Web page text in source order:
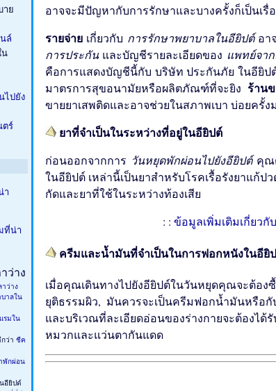
ล์
ไปยัง
ตร์
า
ที่น่า
าว่าง
บาลใน
รมใน
ชีค
พักผ่อน
อาจจะมีปัญหากับการรักษาและบางครั้งก็เป็นเ
รายจ่าย เกี่ยวกับ การรักษาพยาบาลในอียิปต์อา
การประกัน และบัญชีรายละเอียดของ แพทย์จา
คือการแสดงบัญชีนี้กับ บริษัท ประกันภัย ในอียิป
มาตรการสุขอนามัยหรือผลิตภัณฑ์ที่จะยิงร้าน
ขายยาเสพติดและอาจช่วยในสภาพเบา บ่อยค
ยาที่จำเป็นในระหว่างที่อยู่ในอียิปต์
ก่อนออกจากการ วันหยุดพักผ่อนไปยังอียิปต์คุณ
ในอียิปต์ เหล่านี้เป็นยาสำหรับโรคเรื้อรังยาแก้
กัดและยาที่ใช้ในระหว่างท้องเสีย
: : ข้อมูลเพิ่มเติมเกี่ยว
ครีมและน้ำมันที่จำเป็นในการฟอกหนังในอียิ
เมื่อคุณเดินทางไปยังอียิปต์ในวันหยุดคุณจะ
ยุติธรรมผิว, มันควรจะเป็นครีมฟอกน้ำมันหรือ
และบริเวณที่ละเอียดอ่อนของร่างกายจะต้อง
หมวกและแว่นตากันแดด